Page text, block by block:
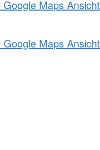
Google Maps Ansicht
Google Maps Ansicht